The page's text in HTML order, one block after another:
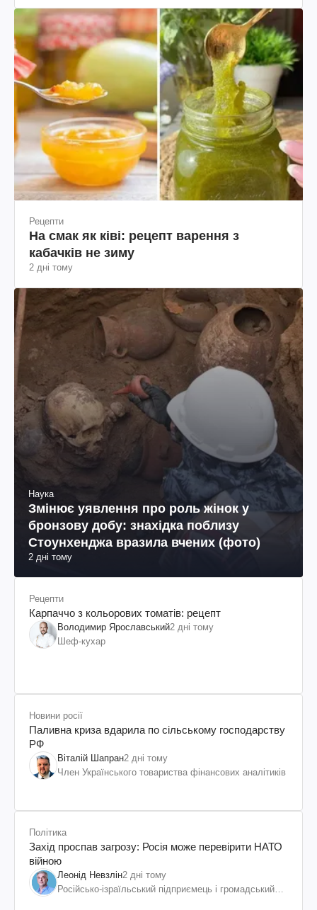
Рецепти
На смак як ківі: рецепт варення з
кабачків не зиму
2 дні тому
Наука
Змінює уявлення про роль жінок у
бронзову добу: знахідка поблизу
Стоунхенджа вразила вчених (фото)
2 дні тому
Рецепти
Карпаччо з кольорових томатів: рецепт
Володимир Ярославський2 дні тому
Шеф-кухар
Новини росії
Паливна криза вдарила по сільському господарству
РФ
Віталій Шапран2 дні тому
Член Українського товариства фінансових аналітиків
Політика
Захід проспав загрозу: Росія може перевірити НАТО
війною
Леонід Невзлін2 дні тому
Російсько-ізраїльський підприємець і громадський